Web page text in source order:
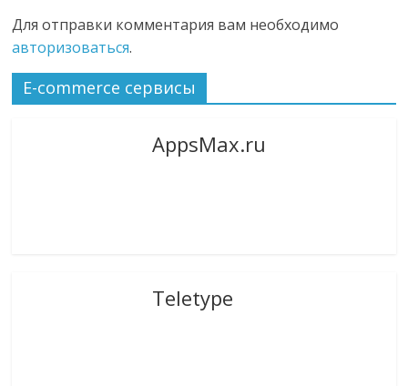
Для отправки комментария вам необходимо
авторизоваться.
E-commerce сервисы
AppsMax.ru
Teletype